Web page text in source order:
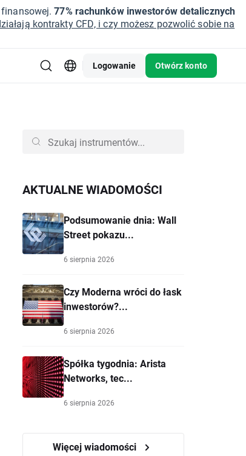
finansowej.77% rachunków inwestorów detalicznych
kontrakty CFD, i czy możesz pozwolić sobie na
Logowanie Otwórz konto
AKTUALNE WIADOMOŚCI
Podsumowanie dnia: Wall
Street pokazu...
6 sierpnia 2026
Czy Moderna wróci do łask
inwestorów?...
6 sierpnia 2026
Spółka tygodnia: Arista
Networks, tec...
6 sierpnia 2026
Więcej wiadomości